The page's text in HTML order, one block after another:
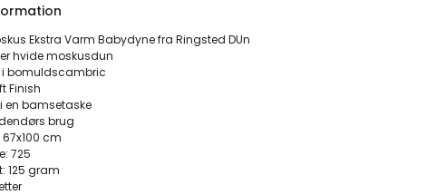
Ekstra Varm Babydyne fra Ringsted DUn
hvide moskusdun
i bomuldscambric
Finish
en bamsetaske
brug
cm
725
125 gram